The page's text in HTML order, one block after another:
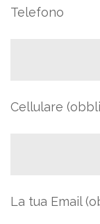
Telefono
Cellulare
La tua Email